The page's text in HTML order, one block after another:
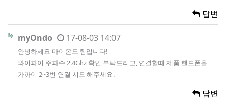
답변
myOndo 17-08-03 14:07
안녕하세요 마이온도 팀입니다!
와이파이 주파수 2.4Ghz 확인 부탁드리고, 연결할때 제품 핸드폰을
가까이 2~3번 연결 시도 해주세요.
답변